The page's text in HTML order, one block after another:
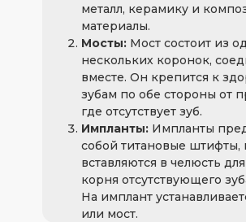
металл, керамику и
материалы.
Мосты: Мост состоит из
нескольких коронок,
вместе. Он крепится к
зубам по обе стороны от
где отсутствует зуб.
Импланты: Импланты
собой титановые штифты,
вставляются в челюсть
корня отсутствующего
На имплант
или мост.